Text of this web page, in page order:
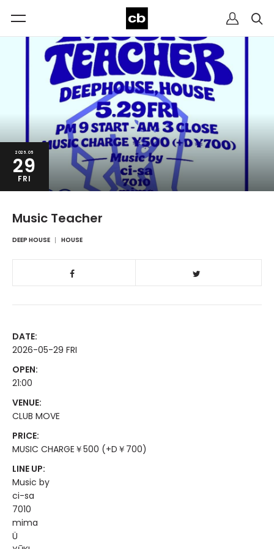
2026.05
29
FRI
Music Teacher
DEEP HOUSE HOUSE
DATE:
2026-05-29 FRI
OPEN:
21:00
VENUE:
CLUB MOVE
PRICE:
MUSIC CHARGE￥500 (+D￥700)
LINE UP:
Music by
ci-sa
7010
mima
Ü